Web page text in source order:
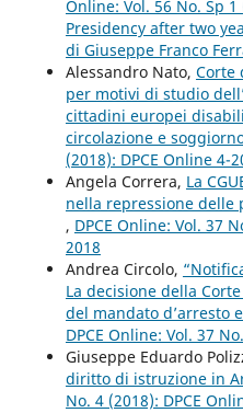
Online: Vol. 56 No. Sp
Presidency after two
di Giuseppe Franco
Alessandro Nato, Corte
per motivi di studio
cittadini europei
circolazione e
(2018): DPCE Online 4-
Angela Correra, La
nella repressione delle
, DPCE Online: Vol. 37
2018
Andrea Circolo,
La decisione della
del mandato d’arresto
DPCE Online: Vol. 37
Giuseppe Eduardo
diritto di istruzione in
No. 4 (2018): DPCE